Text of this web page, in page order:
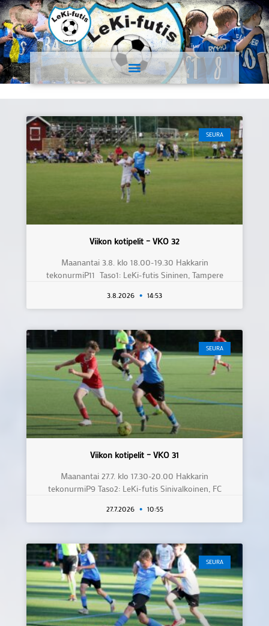
SEURA
Viikon kotipelit – VKO 32
Maanantai 3.8. klo 18.00-19.30 Hakkarin
tekonurmiP11 Taso1: LeKi-futis Sininen, Tampere
3.8.2026 14:53
SEURA
Viikon kotipelit – VKO 31
Maanantai 27.7. klo 17.30-20.00 Hakkarin
tekonurmiP9 Taso2: LeKi-futis Sinivalkoinen, FC
27.7.2026 10:55
SEURA